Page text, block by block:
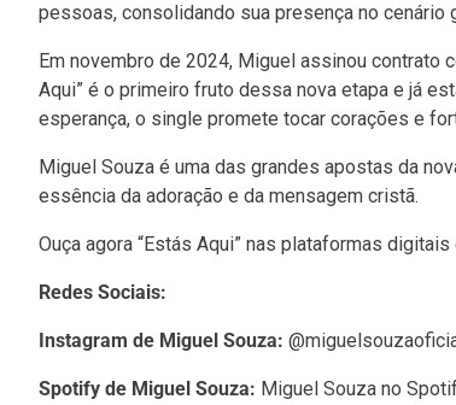
pessoas, consolidando sua presença no cenário
Em novembro de 2024, Miguel assinou contrato
Aqui” é o primeiro fruto dessa nova etapa e já
esperança, o single promete tocar corações e
Miguel Souza é uma das grandes apostas da
essência da adoração e da mensagem cristã.
Ouça agora “Estás Aqui” nas plataformas
Redes Sociais:
Instagram de Miguel Souza:
Spotify de Miguel Souza: Miguel Souza no